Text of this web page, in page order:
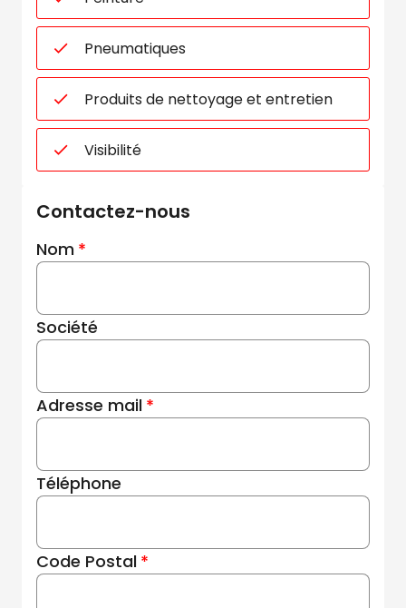
Pneumatiques
Produits de nettoyage et entretien
Visibilité
Contactez-nous
Nom
Société
Adresse mail
Téléphone
Code Postal